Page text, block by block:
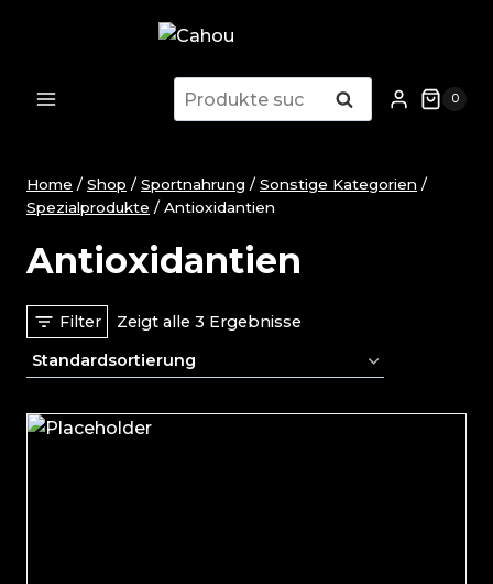
Suche
nach:
Suche 0
Home / Shop / Sportnahrung / Sonstige Kategorien /
Spezialprodukte / Antioxidantien
Antioxidantien
Filter Zeigt alle 3 Ergebnisse